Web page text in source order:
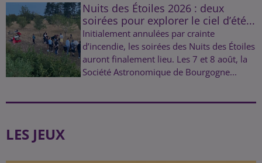
Nuits des Étoiles 2026 : deux
soirées pour explorer le ciel d’été...
Initialement annulées par crainte
d’incendie, les soirées des Nuits des Étoiles
auront finalement lieu. Les 7 et 8 août, la
Société Astronomique de Bourgogne...
LES JEUX